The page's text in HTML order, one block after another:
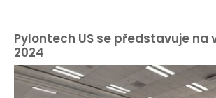
Pylontech US se představuje na
2024